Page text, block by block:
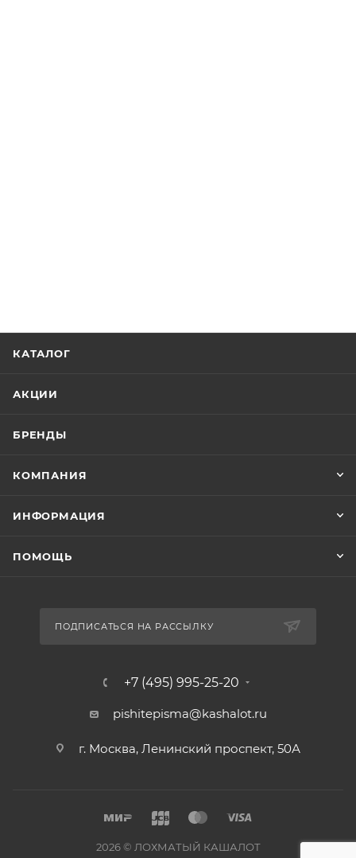
КАТАЛОГ
АКЦИИ
БРЕНДЫ
КОМПАНИЯ
ИНФОРМАЦИЯ
ПОМОЩЬ
ПОДПИСАТЬСЯ НА РАССЫЛКУ
+7 (495) 995-25-20​
pishitepisma@kashalot.ru
г. Москва, Ленинский проспект, 50А​
2026 © ЛОХМАТЫЙ КАШАЛОТ